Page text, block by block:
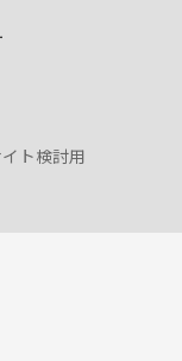
ト検討用